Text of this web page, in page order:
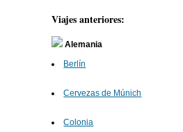
Viajes anteriores:
Alemania
Berlín
Cervezas de Múnich
Colonia